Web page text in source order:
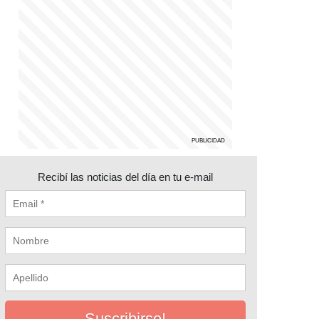
Recibí las noticias del día en tu e-mail